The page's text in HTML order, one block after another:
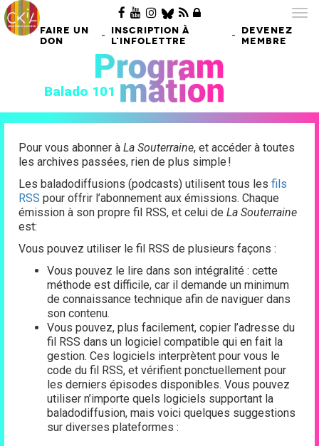
FAIRE UN
DON
- INSCRIPTION À
L'INFOLETTRE
- DEVENEZ
MEMBRE
Balado 101
Pour vous abonner à La Souterraine, et accéder à toutes
les archives passées, rien de plus simple !
Les baladodiffusions (podcasts) utilisent tous les fils
RSS pour offrir l’abonnement aux émissions. Chaque
émission à son propre fil RSS, et celui de La Souterraine
est:
Vous pouvez utiliser le fil RSS de plusieurs façons :
Vous pouvez le lire dans son intégralité : cette
méthode est difficile, car il demande un minimum
de connaissance technique afin de naviguer dans
son contenu.
Vous pouvez, plus facilement, copier l’adresse du
fil RSS dans un logiciel compatible qui en fait la
gestion. Ces logiciels interprètent pour vous le
code du fil RSS, et vérifient ponctuellement pour
les derniers épisodes disponibles. Vous pouvez
utiliser n’importe quels logiciels supportant la
baladodiffusion, mais voici quelques suggestions
sur diverses plateformes :